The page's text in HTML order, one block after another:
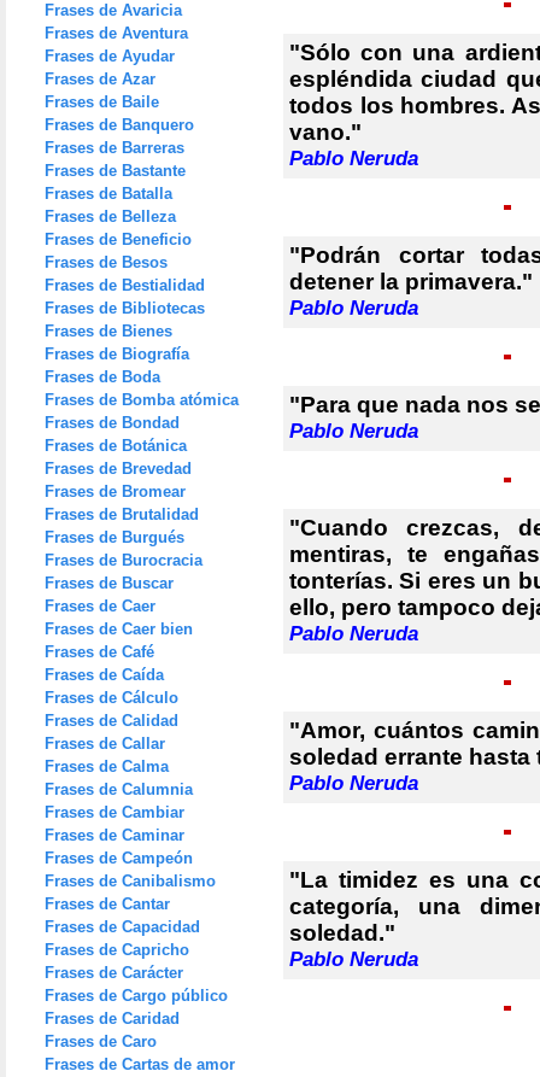
Frases de Avaricia
Frases de Aventura
Frases de Ayudar
Frases de Azar
Frases de Baile
Frases de Banquero
Frases de Barreras
Frases de Bastante
Frases de Batalla
Frases de Belleza
Frases de Beneficio
Frases de Besos
Frases de Bestialidad
Frases de Bibliotecas
Frases de Bienes
Frases de Biografía
Frases de Boda
Frases de Bomba atómica
Frases de Bondad
Frases de Botánica
Frases de Brevedad
Frases de Bromear
Frases de Brutalidad
Frases de Burgués
Frases de Burocracia
Frases de Buscar
Frases de Caer
Frases de Caer bien
Frases de Café
Frases de Caída
Frases de Cálculo
Frases de Calidad
Frases de Callar
Frases de Calma
Frases de Calumnia
Frases de Cambiar
Frases de Caminar
Frases de Campeón
Frases de Canibalismo
Frases de Cantar
Frases de Capacidad
Frases de Capricho
Frases de Carácter
Frases de Cargo público
Frases de Caridad
Frases de Caro
Frases de Cartas de amor
"Sólo con una
espléndida ciudad
todos los hombres.
vano."
Pablo Neruda
"Podrán cortar
detener la primavera."
Pablo Neruda
"Para que nada nos
Pablo Neruda
"Cuando crezcas,
mentiras, te
tonterías. Si eres un
ello, pero tampoco
Pablo Neruda
"Amor, cuántos
soledad errante
Pablo Neruda
"La timidez es una
categoría, una
soledad."
Pablo Neruda